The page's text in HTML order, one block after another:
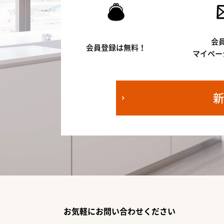
会員登録は無料！
会
マイペ
お気軽にお問い合わせください